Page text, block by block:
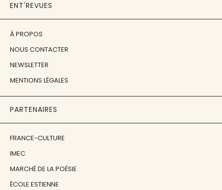
ENT'REVUES
À PROPOS
NOUS CONTACTER
NEWSLETTER
MENTIONS LÉGALES
PARTENAIRES
FRANCE-CULTURE
IMEC
MARCHÉ DE LA POÉSIE
ÉCOLE ESTIENNE